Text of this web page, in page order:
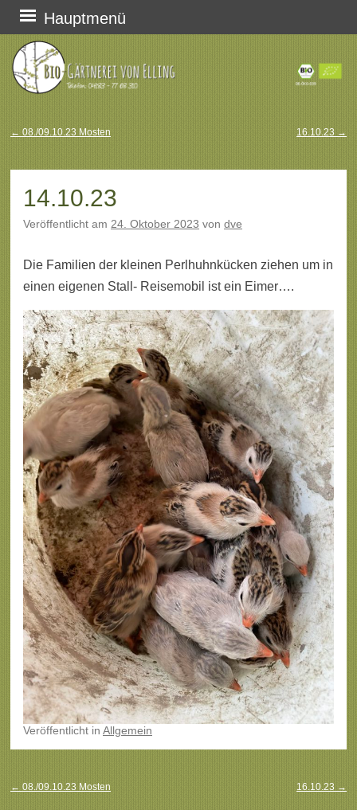
Hauptmenü
Zum
Inhalt
springen
← 08./09.10.23 Mosten 16.10.23 →
14.10.23
Veröffentlicht am 24. Oktober 2023 von dve
Die Familien der kleinen Perlhuhnkücken ziehen um in
einen eigenen Stall- Reisemobil ist ein Eimer….
Veröffentlicht in Allgemein
← 08./09.10.23 Mosten 16.10.23 →